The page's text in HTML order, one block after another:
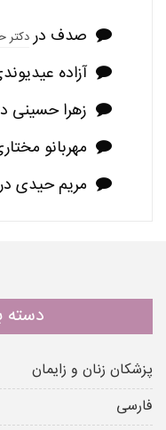
صدف دردکتر
آزاده
زهرا حسینی
مهربانو
مریم حیدی
دسته
پزشکان زنان و زایمان
فارسی